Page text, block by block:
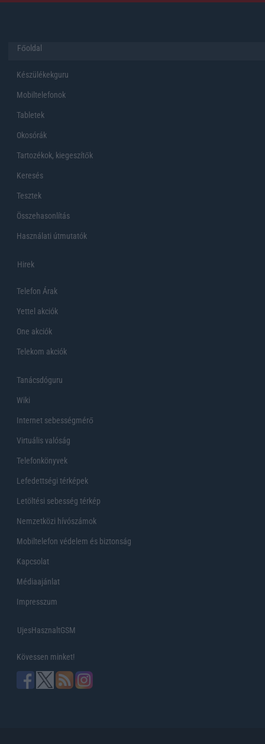
Főoldal
Készülékekguru
Mobiltelefonok
Tabletek
Okosórák
Tartozékok, kiegeszítők
Keresés
Tesztek
Összehasonlítás
Használati útmutatók
Hirek
Telefon Árak
Yettel akciók
One akciók
Telekom akciók
Tanácsdóguru
Wiki
Internet sebességmérő
Virtuális valóság
Telefonkönyvek
Lefedettségi térképek
Letöltési sebesség térkép
Nemzetközi hívószámok
Mobiltelefon védelem és biztonság
Kapcsolat
Médiaajánlat
Impresszum
UjesHasznaltGSM
Kövessen minket!